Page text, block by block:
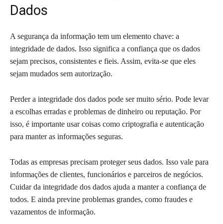
Dados
A segurança da informação tem um elemento chave: a
integridade de dados. Isso significa a confiança que os dados
sejam precisos, consistentes e fieis. Assim, evita-se que eles
sejam mudados sem autorização.
Perder a integridade dos dados pode ser muito sério. Pode levar
a escolhas erradas e problemas de dinheiro ou reputação. Por
isso, é importante usar coisas como criptografia e autenticação
para manter as informações seguras.
Todas as empresas precisam proteger seus dados. Isso vale para
informações de clientes, funcionários e parceiros de negócios.
Cuidar da integridade dos dados ajuda a manter a confiança de
todos. E ainda previne problemas grandes, como fraudes e
vazamentos de informação.